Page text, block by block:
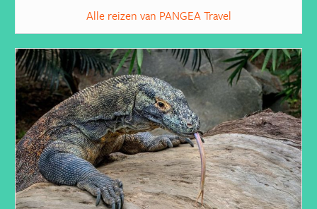
Alle reizen van PANGEA Travel